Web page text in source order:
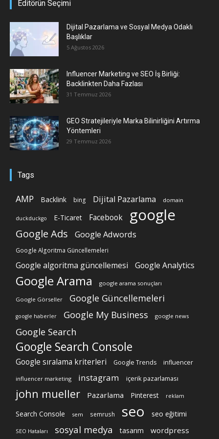
Editörün Seçimi
Dijital Pazarlama ve Sosyal Medya Odaklı
Başlıklar
5 Ağustos 2026
Influencer Marketing ve SEO İş Birliği:
Backlinkten Daha Fazlası
31 Temmuz 2026
GEO Stratejileriyle Marka Bilinirliğini Artırma
Yöntemleri
29 Temmuz 2026
Tags
AMP Backlink bing Dijital Pazarlama domain
duckduckgo E-Ticaret Facebook google
Google Ads Google Adwords
Google Algoritma Güncellemeleri
Google algoritma güncellemesi Google Analytics
Google Arama google arama sonuçları
Google Görseller Google Güncellemeleri
google haberler Google My Business google news
Google Search
Google Search Console
Google sıralama kriterleri Google Trends influencer
influencer marketing instagram içerik pazarlaması
john mueller Pazarlama Pinterest reklam
Search Console sem semrush seo seo eğitimi
SEO Hataları sosyal medya tasarım wordpress